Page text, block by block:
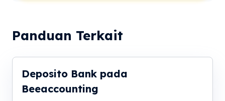
Panduan Terkait
Deposito Bank pada
Beeaccounting